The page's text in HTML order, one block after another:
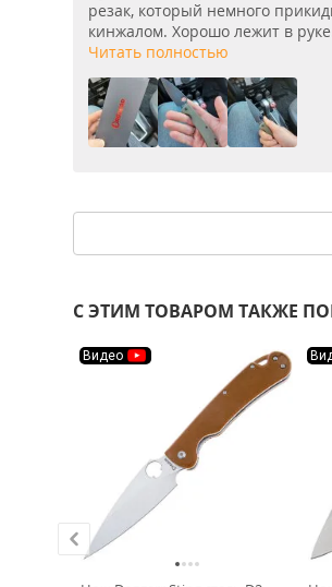
резак, который немного
кинжалом. Хорошо лежит в
Читать полностью
С ЭТИМ ТОВАРОМ ТАКЖЕ
Видео